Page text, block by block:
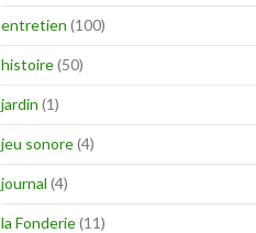
entretien (100)
histoire(50)
jardin (1)
jeu sonore(4)
journal (4)
la Fonderie(11)